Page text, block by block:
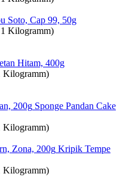
Soto, Cap 99, 50g
Kilogramm)
Hitam, 400g
Kilogramm)
Sponge Pandan Cake
Kilogramm)
Kripik Tempe
Kilogramm)